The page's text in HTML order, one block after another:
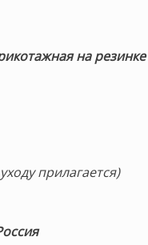
на резинке
прилагается)